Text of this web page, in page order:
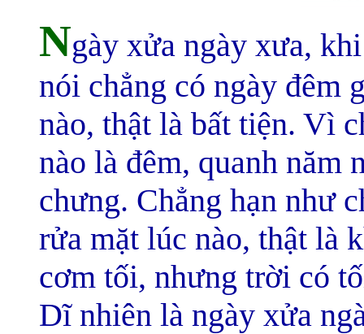
Ngày xửa ngày xưa,
nói chẳng có ngày đêm
nào, thật là bất tiện. Vì
nào là đêm, quanh năm
chưng. Chẳng hạn như
rửa mặt lúc nào, thật là
cơm tối, nhưng trời có
Dĩ nhiên là ngày xửa